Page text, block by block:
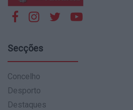
Secções
Concelho
Desporto
Destaques